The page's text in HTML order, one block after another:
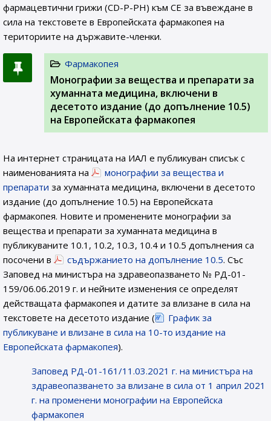
фармацевтични грижи (CD-P-PH) към СЕ за въвеждане в
сила на текстовете в Европейската фармакопея на
териториите на държавите-членки.
Фармакопея
Монографии за вещества и препарати за
хуманната медицина, включени в
десетото издание (до допълнение 10.5)
на Европейската фармакопея
На интернет страницата на ИАЛ e публикуван списък с
наименованията на
монографии за вещества и
препарати за хуманната медицина, включени в десетото
издание (до допълнение 10.5) на Европейската
фармакопея. Новите и променените монографии за
вещества и препарати за хуманната медицина в
публикуваните 10.1, 10.2, 10.3, 10.4 и 10.5 допълнения са
посочени в
съдържанието на допълнение 10.5. Със
Заповед на министъра на здравеопазването № РД-01-
159/06.06.2019 г. и нейните изменения се определят
действащата фармакопея и датите за влизане в сила на
текстовете на десетото издание (
График за
публикуване и влизане в сила на 10-то издание на
Европейската фармакопея).
Заповед РД-01-161/11.03.2021 г. на министъра на
здравеопазването за влизане в сила от 1 април 2021
г. на променени монографии на Европейска
фармакопея